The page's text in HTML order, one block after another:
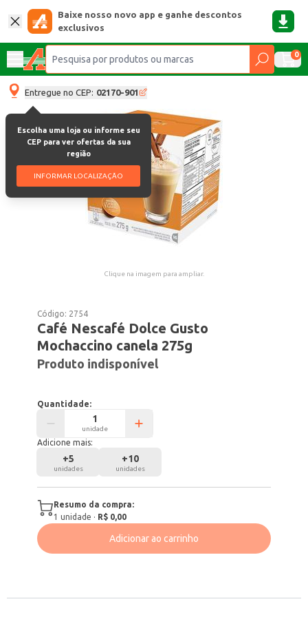
Baixe nosso novo app e ganhe descontos
exclusivos
0
Entregue no CEP: 02170-901
Escolha uma loja ou informe seu
CEP para ver ofertas da sua
região
INFORMAR LOCALIZAÇÃO
Clique na imagem para ampliar.
Código: 2754
Café Nescafé Dolce Gusto
Mochaccino canela 275g
Produto indisponível
Quantidade:
unidade
Adicione mais:
+5
unidades
+10
unidades
Resumo da compra:
1 unidade · R$ 0,00
Adicionar ao carrinho